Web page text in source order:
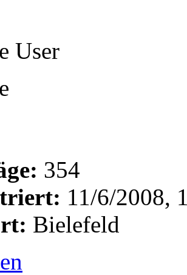
User
354
11/6/2008,
Bielefeld